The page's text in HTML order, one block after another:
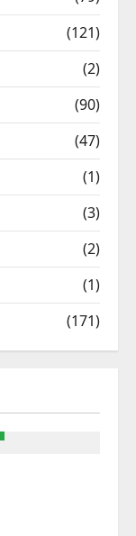
(121)
(2)
(90)
(47)
(1)
(3)
(2)
(1)
(171)